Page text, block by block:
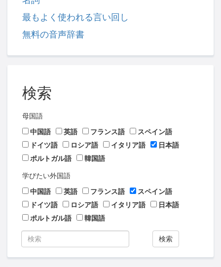
最もよく使われる言い回し
無料の音声辞書
検索
母国語
中国語
英語 フランス語
スペイン語
ドイツ語
ロシア語 イタリア語
日本語
ポルトガル語
韓国語
学びたい外国語
中国語
英語 フランス語
スペイン語
ドイツ語
ロシア語 イタリア語
日本語
ポルトガル語
韓国語
検索